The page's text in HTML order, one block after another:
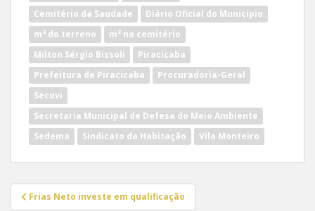
Cemitério da Saudade
Diário Oficial do Município
m² do terreno
m² no cemitério
Milton Sérgio Bissoli
Piracicaba
Prefeitura de Piracicaba
Procuradoria-Geral
Secovi
Secretaria Municipal de Defesa do Meio Ambiente
Sedema
Sindicato da Habitação Vila Monteiro
Navegação
Frias Neto investe em qualificação